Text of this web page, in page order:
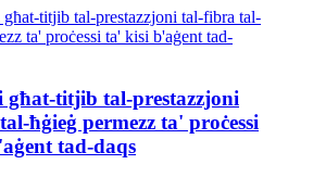
għat-titjib tal-prestazzjoni
ħġieġ permezz ta' proċessi
tad-daqs